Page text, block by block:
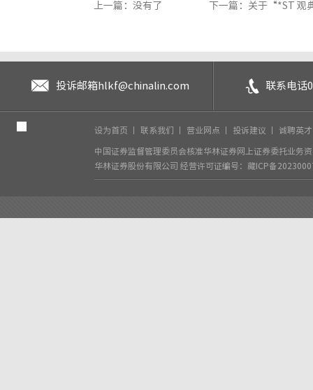
上一篇：没有了 下一篇：关于“*ST 观
投诉邮箱 hlkf@chinalin.com 联系电话
设为首页 联系我们 营业网点 投诉建议 诚聘英
中国证券监督管理委员会核准华林证券网上证券委托业务
华林证券股份有限公司 经营许可证编号：藏ICP备